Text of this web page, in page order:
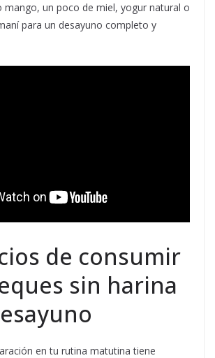
mango, un poco de miel, yogur natural o
para un desayuno completo y
de consumir
sin harina
en tu rutina matutina tiene